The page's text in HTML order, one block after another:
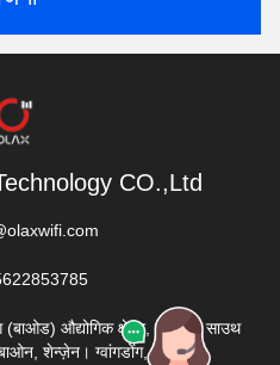
CO.,Ltd
औद्योगिक क्षेत्र, लिक्सिन साउथ
शेन्ज़ेन। ग्वांगडोंग, चीन